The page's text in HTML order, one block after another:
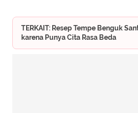
TERKAIT: Resep Tempe Benguk
karena Punya Cita Rasa Beda